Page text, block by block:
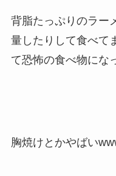
背脂たっぷりのラー
量したりして食べて
て恐怖の食べ物にな
胸焼けとかやばい